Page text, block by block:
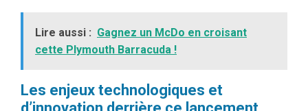
Lire aussi : Gagnez un McDo en croisant
cette Plymouth Barracuda !
Les enjeux technologiques et